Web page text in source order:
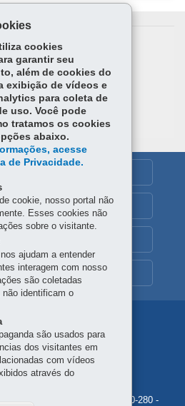
Nº 001/2026-FDU
1195 - Ahú 80540-280-
cookies
garantir seu
além de cookies do
exibição de vídeos e
para coleta de
uso. Você pode
tratamos os cookies
abaixo.
acesse
de Privacidade.
cookie, nosso portal não
Esses cookies não
sobre o visitante.
ajudam a entender
interagem com nosso
são coletadas
não identificam o
são usados para
dos visitantes em
com vídeos
através do